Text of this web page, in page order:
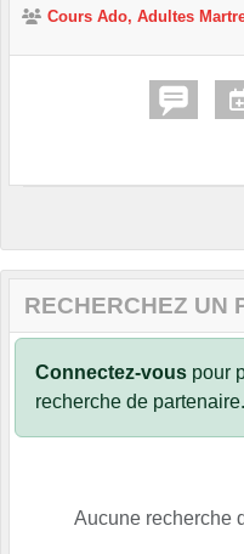
Cours Ado, Adultes
RECHERCHEZ UN
Connectez-vous pour
recherche de partenaire.
Aucune recherche